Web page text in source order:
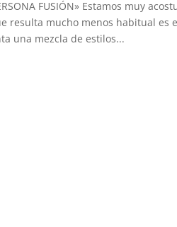
FUSIÓN» Estamos muy
resulta mucho menos habitual es
una mezcla de estilos...